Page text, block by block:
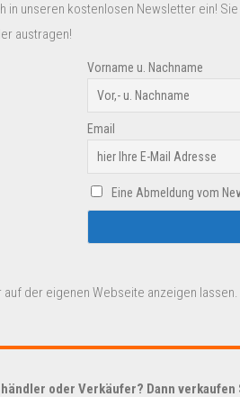
in unseren kostenlosen Newsletter ein!
austragen!
Vorname u. Nachname
Email
Eine Abmeldung vom
der eigenen Webseite anzeigen lassen.
oder Verkäufer? Dann